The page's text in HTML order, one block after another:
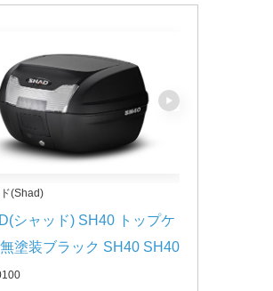
(Shad)
シャッド) SH40 トップケ
塗装ブラック SH40 SH40